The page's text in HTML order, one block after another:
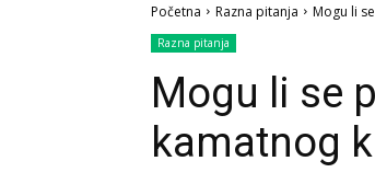
Početna Razna pitanja Mogu li
Razna pitanja
Mogu li se
kamatnog